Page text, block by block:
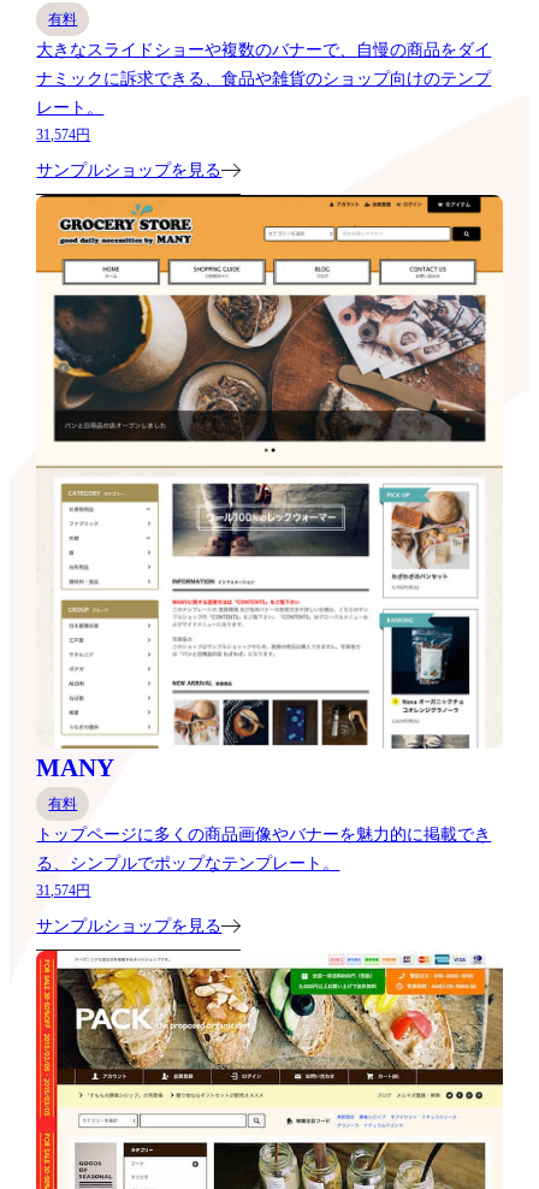
有料
大きなスライドショーや複数のバナーで、自慢の商品をダイ
ナミックに訴求できる、食品や雑貨のショップ向けのテンプ
レート。
31,574円
サンプルショップを見る
MANY
有料
トップページに多くの商品画像やバナーを魅力的に掲載でき
る、シンプルでポップなテンプレート。
31,574円
サンプルショップを見る